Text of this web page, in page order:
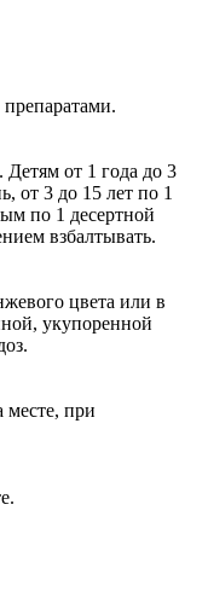
от 1 года до 3
от 3 до 15 лет по 1
по 1 десертной
взбалтывать.
цвета или в
укупоренной
месте, при